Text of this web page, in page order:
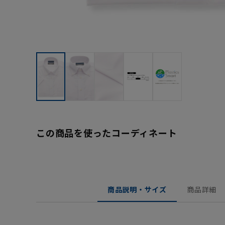
この商品を使ったコーディネート
商品説明・サイズ 商品詳細